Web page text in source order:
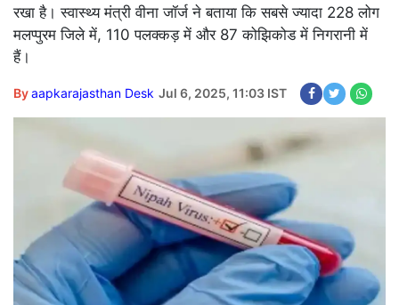
रखा है। स्वास्थ्य मंत्री वीना जॉर्ज ने बताया कि सबसे ज्यादा 228 लोग
मलप्पुरम जिले में, 110 पलक्कड़ में और 87 कोझिकोड में निगरानी में
हैं।
Byaapkarajasthan Desk Jul 6, 2025, 11:03 IST